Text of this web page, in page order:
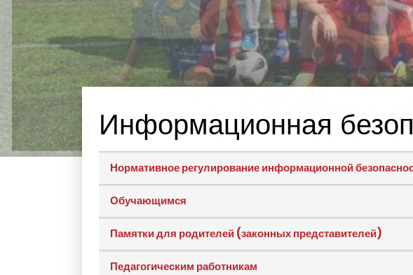
Информационная
Нормативное регулирование информационной
Обучающимся
Памятки для родителей (законных представителей)
Педагогическим работникам